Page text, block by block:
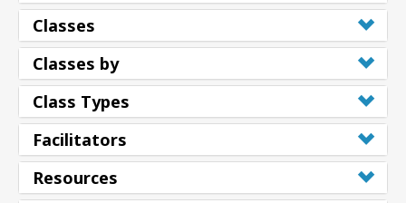
Classes
Classes by
Class Types
Facilitators
Resources